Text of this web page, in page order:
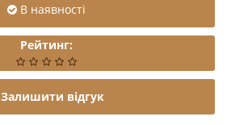
В наявності
Рейтинг:
Залишити відгук